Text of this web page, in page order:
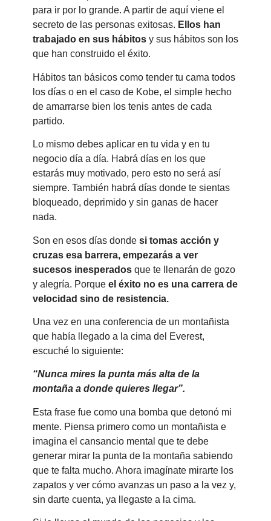
para ir por lo grande. A partir de aquí viene el
secreto de las personas exitosas. Ellos han
trabajado en sus hábitos y sus hábitos son los
que han construido el éxito.
Hábitos tan básicos como tender tu cama todos
los días o en el caso de Kobe, el simple hecho
de amarrarse bien los tenis antes de cada
partido.
Lo mismo debes aplicar en tu vida y en tu
negocio día a día. Habrá días en los que
estarás muy motivado, pero esto no será así
siempre. También habrá días donde te sientas
bloqueado, deprimido y sin ganas de hacer
nada.
Son en esos días donde si tomas acción y
cruzas esa barrera, empezarás a ver
sucesos inesperados que te llenarán de gozo
y alegría. Porque el éxito no es una carrera de
velocidad sino de resistencia.
Una vez en una conferencia de un montañista
que había llegado a la cima del Everest,
escuché lo siguiente:
“Nunca mires la punta más alta de la
montaña a donde quieres llegar”.
Esta frase fue como una bomba que detonó mi
mente. Piensa primero como un montañista e
imagina el cansancio mental que te debe
generar mirar la punta de la montaña sabiendo
que te falta mucho. Ahora imagínate mirarte los
zapatos y ver cómo avanzas un paso a la vez y,
sin darte cuenta, ya llegaste a la cima.